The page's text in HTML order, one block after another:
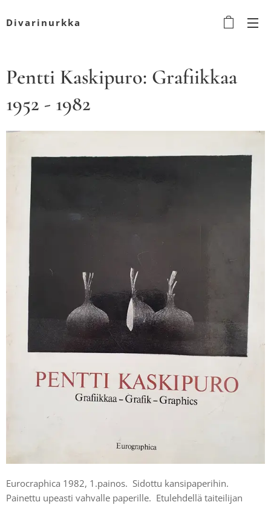
Divarinurkka
Pentti Kaskipuro: Grafiikkaa
1952 - 1982
Eurocraphica 1982, 1.painos. Sidottu kansipaperihin.
Painettu upeasti vahvalle paperille. Etulehdellä taiteilijan